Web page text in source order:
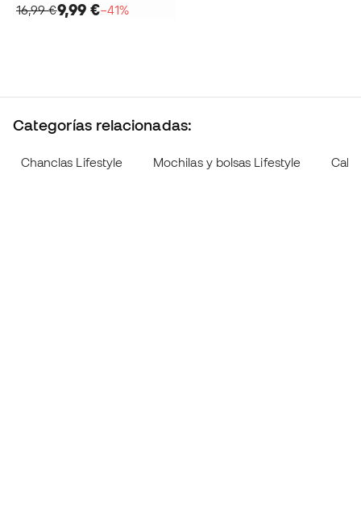
16,99 €9,99 €−41%
Categorías relacionadas:
Chanclas Lifestyle Mochilas y bolsas Lifestyle